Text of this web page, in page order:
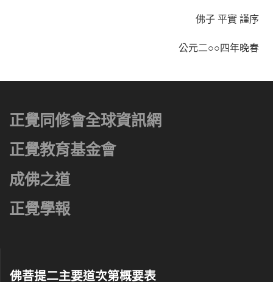
佛子 平實 謹序
公元二○○四年晚春
正覺同修會全球資訊網
正覺教育基金會
成佛之道
正覺學報
佛菩提二主要道次第概要表